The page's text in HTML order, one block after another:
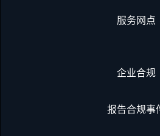
服务网点
企业合规
报告合规事